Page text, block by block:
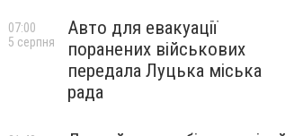
Авто для евакуації
поранених військових
передала Луцька міська
рада
07:00
5 серпня